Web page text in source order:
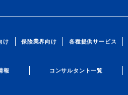
け 保険業界向け 各種提供サービス
報 コンサルタント一覧